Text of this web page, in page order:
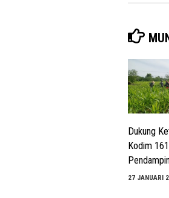
Dukung
Kodim
27 JANUARI